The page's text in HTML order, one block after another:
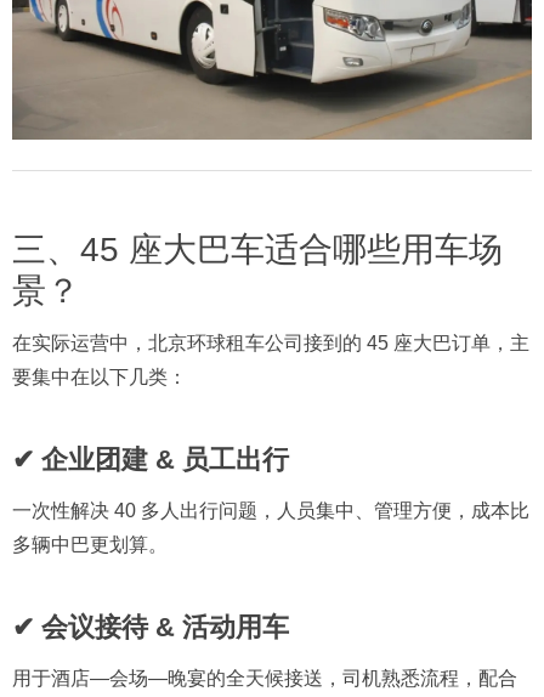
三、45 座大巴车适合哪些用车场
景？
在实际运营中，北京环球租车公司接到的 45 座大巴订单，主
要集中在以下几类：
✔ 企业团建 & 员工出行
一次性解决 40 多人出行问题，人员集中、管理方便，成本比
多辆中巴更划算。
✔ 会议接待 & 活动用车
用于酒店—会场—晚宴的全天候接送，司机熟悉流程，配合